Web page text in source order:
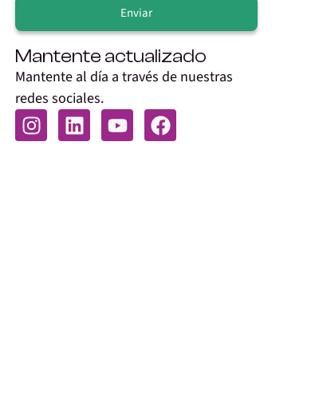
Enviar
Mantente actualizado
Mantente al día a través de nuestras
redes sociales.